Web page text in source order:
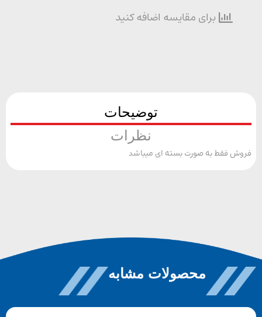
برای مقایسه اضافه کنید
توضیحات
نظرات
فقط به صورت بسته ای میباشد
محصولات مشابه